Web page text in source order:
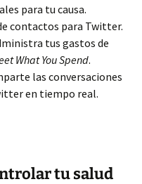
para tu causa.
contactos para Twitter.
tus gastos de
What You Spend.
las conversaciones
en tiempo real.
tu salud